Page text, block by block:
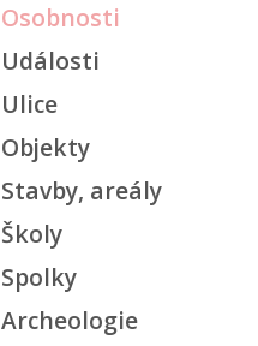
Osobnosti
Události
Ulice
Objekty
Stavby, areály
Školy
Spolky
Archeologie